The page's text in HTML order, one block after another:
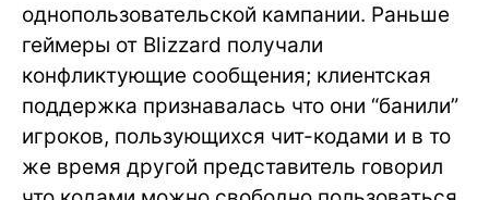
однопользовательской кампании. Раньше
геймеры от Blizzard получали
конфликтующие сообщения; клиентская
поддержка признавалась что они “банили”
игроков, пользующихся чит-кодами и в то
же время другой представитель говорил